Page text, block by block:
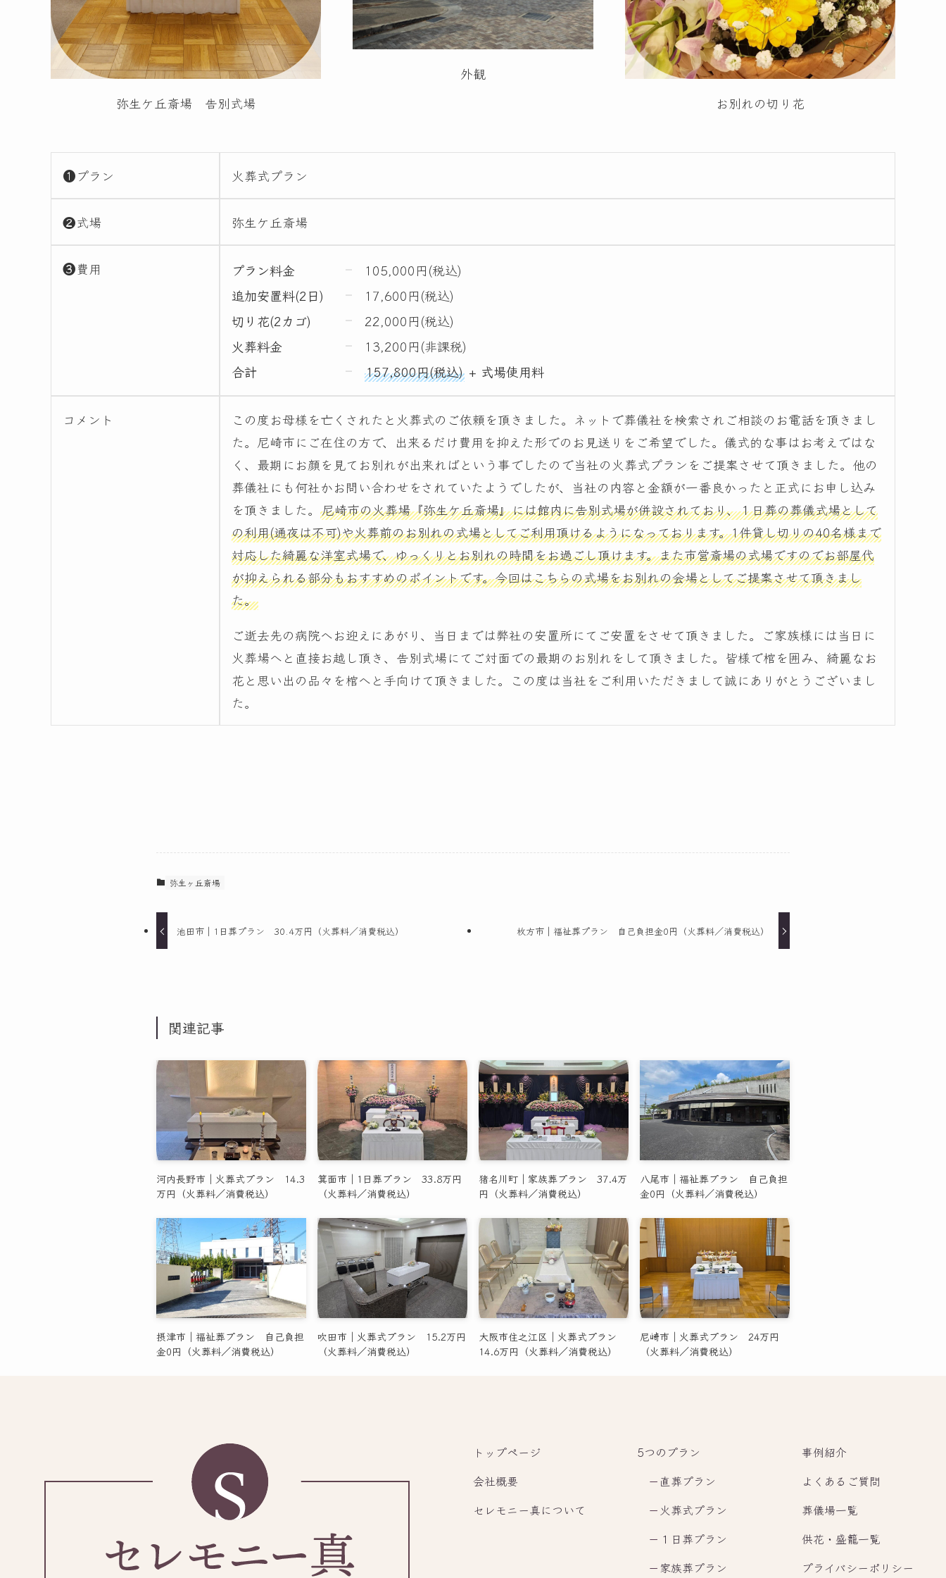
弥生ケ丘斎場 告別式場
外観
お別れの切り花
❶プラン 火葬式プラン
❷式場 弥生ケ丘斎場
❸費用 プラン料金
105,000円(税込)
追加安置料(2日)
17,600円(税込)
切り花(2カゴ)
22,000円(税込)
火葬料金
13,200円(非課税)
合計
157,800円(税込) + 式場使用料
コメント
この度お母様を亡くされたと火葬式のご依頼を頂きました。ネットで葬儀社を検索されご相談のお電話を頂きまし
た。尼崎市にご在住の方で、出来るだけ費用を抑えた形でのお見送りをご希望でした。儀式的な事はお考えではな
く、最期にお顔を見てお別れが出来ればという事でしたので当社の火葬式プランをご提案させて頂きました。他の
葬儀社にも何社かお問い合わせをされていたようでしたが、当社の内容と金額が一番良かったと正式にお申し込み
を頂きました。 尼崎市の火葬場『弥生ケ丘斎場』には館内に告別式場が併設されており、１日葬の葬儀式場として
の利用(通夜は不可)や火葬前のお別れの式場としてご利用頂けるようになっております。1件貸し切りの40名様まで
対応した綺麗な洋室式場で、ゆっくりとお別れの時間をお過ごし頂けます。また市営斎場の式場ですのでお部屋代
が抑えられる部分もおすすめのポイントです。今回はこちらの式場をお別れの会場としてご提案させて頂きまし
た。
ご逝去先の病院へお迎えにあがり、当日までは弊社の安置所にてご安置をさせて頂きました。ご家族様には当日に
火葬場へと直接お越し頂き、告別式場にてご対面での最期のお別れをして頂きました。皆様で棺を囲み、綺麗なお
花と思い出の品々を棺へと手向けて頂きました。この度は当社をご利用いただきまして誠にありがとうございまし
た。
弥生ヶ丘斎場
池田市｜1日葬プラン 30.4万円（火葬料／消費税込） 枚方市｜福祉葬プラン 自己負担金0円（火葬料／消費税込）
関連記事
河内長野市｜火葬式プラン 14.3
万円（火葬料／消費税込）
箕面市｜1日葬プラン 33.8万円
（火葬料／消費税込）
猪名川町｜家族葬プラン 37.4万
円（火葬料／消費税込）
八尾市｜福祉葬プラン 自己負担
金0円（火葬料／消費税込）
摂津市｜福祉葬プラン 自己負担
金0円（火葬料／消費税込）
吹田市｜火葬式プラン 15.2万円
（火葬料／消費税込）
大阪市住之江区｜火葬式プラン
14.6万円（火葬料／消費税込）
尼崎市｜火葬式プラン 24万円
（火葬料／消費税込）
トップページ
会社概要
セレモニー真について
5つのプラン
－ 直葬プラン
－ 火葬式プラン
－ １日葬プラン
－家族葬プラン
事例紹介
よくあるご質問
葬儀場一覧
供花・盛籠一覧
プライバシーポリシー